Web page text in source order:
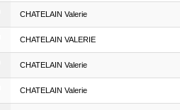
CHATELAIN Valerie
CHATELAIN VALERIE
CHATELAIN Valerie
CHATELAIN Valerie